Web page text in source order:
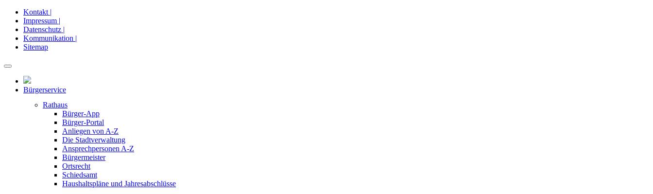
Kontakt |
Impressum |
Datenschutz |
Kommunikation |
Sitemap
Bürgerservice
Rathaus
Bürger-App
Bürger-Portal
Anliegen von A-Z
Die Stadtverwaltung
Ansprechpersonen A-Z
Bürgermeister
Ortsrecht
Schiedsamt
Haushaltspläne und Jahresabschlüsse